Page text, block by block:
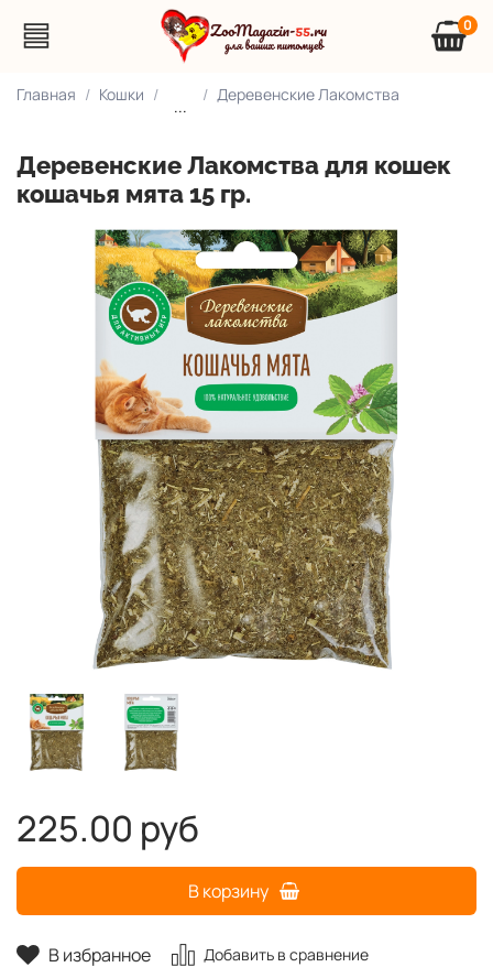
0
Главная Кошки
...
Деревенские Лакомства
Деревенские Лакомства для кошек
кошачья мята 15 гр.
В избранное Добавить в сравнение
225.00 руб
В корзину